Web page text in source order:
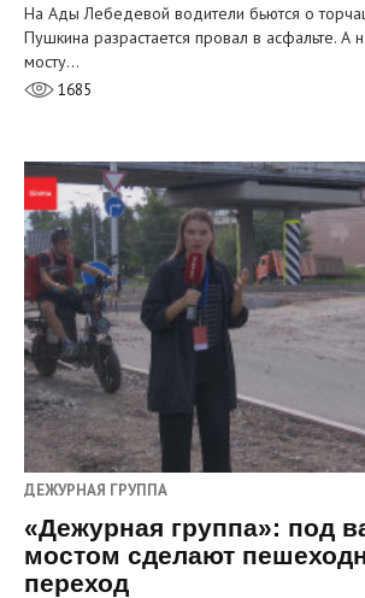
На Ады Лебедевой водители бьются о
Пушкина разрастается провал в асфальте. А
мосту…
1685
ДЕЖУРНАЯ ГРУППА
«Дежурная группа»: под
мостом сделают
переход